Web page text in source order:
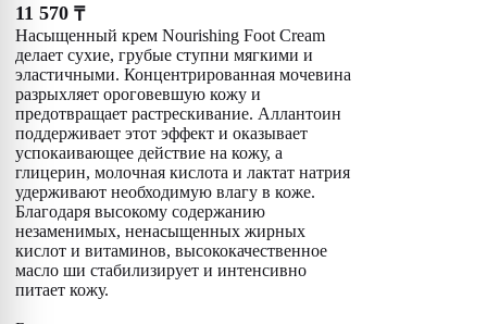
11 570 ₸
Насыщенный крем Nourishing Foot Cream
делает сухие, грубые ступни мягкими и
эластичными. Концентрированная мочевина
разрыхляет ороговевшую кожу и
предотвращает растрескивание. Аллантоин
поддерживает этот эффект и оказывает
успокаивающее действие на кожу, а
глицерин, молочная кислота и лактат натрия
удерживают необходимую влагу в коже.
Благодаря высокому содержанию
незаменимых, ненасыщенных жирных
кислот и витаминов, высококачественное
масло ши стабилизирует и интенсивно
питает кожу.